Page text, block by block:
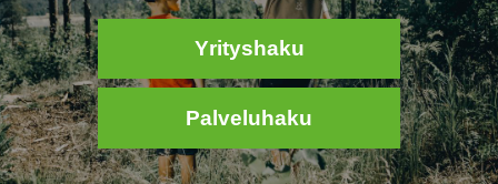
Yrityshaku
Palveluhaku